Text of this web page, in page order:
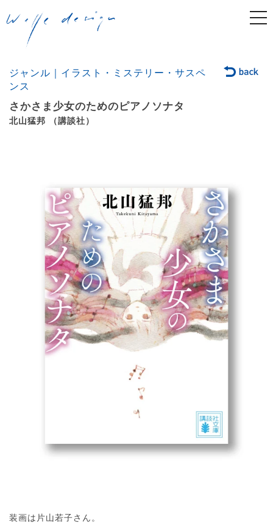
ジャンル｜イラスト・ミステリー・サスペ
ンス
さかさま少女のためのピアノソナタ
北山猛邦 （講談社）
装画は片山若子さん。